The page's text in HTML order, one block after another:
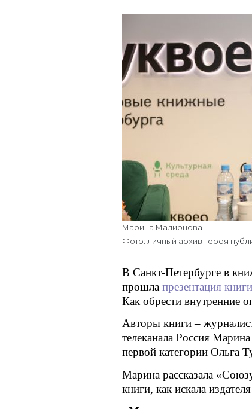
Марина Малионова
Фото: личный архив героя
В Санкт-Петербурге в
прошла презентация книги
Как обрести внутренние
Авторы книги –
телеканала Россия
первой категории Ольга
Марина рассказала
книги, как искала